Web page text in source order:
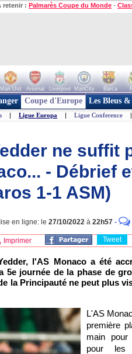
retenir : Palmarès Coupe du Monde -
Man Utd Arsenal Liverpool ManCity Barca
Coupe d'Europe Les Bleus
| Ligue Europa | Ligue Conference |
ne suffit
- Débrief
1-1 ASM)
en ligne: le 27/10/2022 à 22h57 -
Imprimer Tweet
l'AS Monaco a été
5e journée de la phase de
la Principauté ne peut plus
L'AS
première
main pour
pour les